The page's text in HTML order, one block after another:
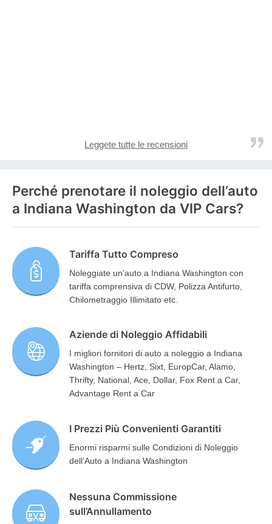
Leggete tutte le recensioni
Perché prenotare il noleggio dell’auto
a Indiana Washington da VIP Cars?
Tariffa Tutto Compreso
Noleggiate un’auto a Indiana Washington con
tariffa comprensiva di CDW, Polizza Antifurto,
Chilometraggio Illimitato etc.
Aziende di Noleggio Affidabili
I migliori fornitori di auto a noleggio a Indiana
Washington – Hertz, Sixt, EuropCar, Alamo,
Thrifty, National, Ace, Dollar, Fox Rent a Car,
Advantage Rent a Car
I Prezzi Più Convenienti Garantiti
Enormi risparmi sulle Condizioni di Noleggio
dell’Auto a Indiana Washington
Nessuna Commissione
sull’Annullamento